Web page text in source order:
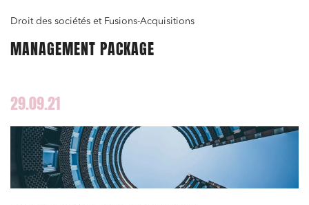
Droit des sociétés et Fusions-Acquisitions
MANAGEMENT PACKAGE
29.09.21
solidaire
Media et édition
Entreprises du numérique
Mobilité et transport
Règlement des litiges